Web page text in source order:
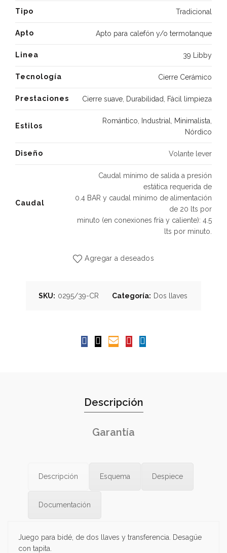
Tipo Tradicional
Apto Apto para calefón y/o termotanque
Linea 39 Libby
Tecnología Cierre Cerámico
Prestaciones Cierre suave Durabilidad Fácil limpieza
Estilos
Romántico Industrial Minimalista
Nórdico
Diseño Volante lever
Caudal
Caudal mínimo de salida a presión
estática requerida de
0.4 BAR y caudal mínimo de alimentación
de 20 lts por
minuto (en conexiones fría y caliente): 4.5
lts por minuto.
Agregar a deseados
SKU: 0295/39-CR Categoría: Dos llaves
Descripción
Garantía
Descripción Esquema Despiece
Documentación
Juego para bidé, de dos llaves y transferencia. Desagüe
con tapita.